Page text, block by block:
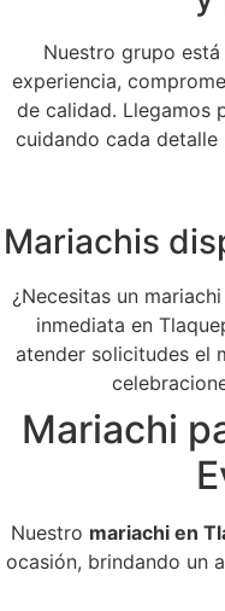
Nuestro grupo
experiencia,
de calidad. Llegamos
cuidando cada
Mariachis
¿Necesitas un
inmediata en
atender solicitudes el
Mariachi
Nuestro mariachi en
ocasión, brindando un